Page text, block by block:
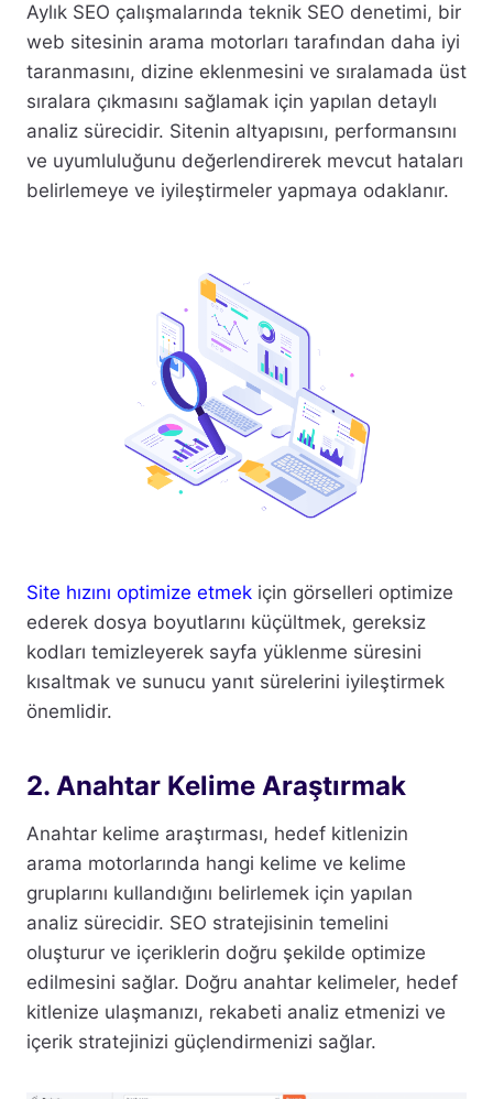
Aylık SEO çalışmalarında teknik SEO denetimi, bir
web sitesinin arama motorları tarafından daha iyi
taranmasını, dizine eklenmesini ve sıralamada üst
sıralara çıkmasını sağlamak için yapılan detaylı
analiz sürecidir. Sitenin altyapısını, performansını
ve uyumluluğunu değerlendirerek mevcut hataları
belirlemeye ve iyileştirmeler yapmaya odaklanır.
Site hızını optimize etmek için görselleri optimize
ederek dosya boyutlarını küçültmek, gereksiz
kodları temizleyerek sayfa yüklenme süresini
kısaltmak ve sunucu yanıt sürelerini iyileştirmek
önemlidir.
2. Anahtar Kelime Araştırmak
Anahtar kelime araştırması, hedef kitlenizin
arama motorlarında hangi kelime ve kelime
gruplarını kullandığını belirlemek için yapılan
analiz sürecidir. SEO stratejisinin temelini
oluşturur ve içeriklerin doğru şekilde optimize
edilmesini sağlar. Doğru anahtar kelimeler, hedef
kitlenize ulaşmanızı, rekabeti analiz etmenizi ve
içerik stratejinizi güçlendirmenizi sağlar.